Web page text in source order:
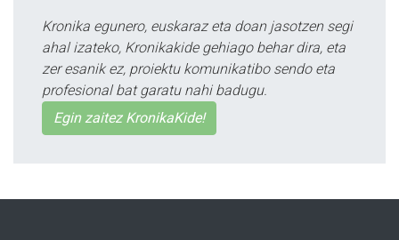
Kronika egunero, euskaraz eta doan jasotzen segi
ahal izateko, Kronikakide gehiago behar dira, eta
zer esanik ez, proiektu komunikatibo sendo eta
profesional bat garatu nahi badugu.
Egin zaitez KronikaKide!